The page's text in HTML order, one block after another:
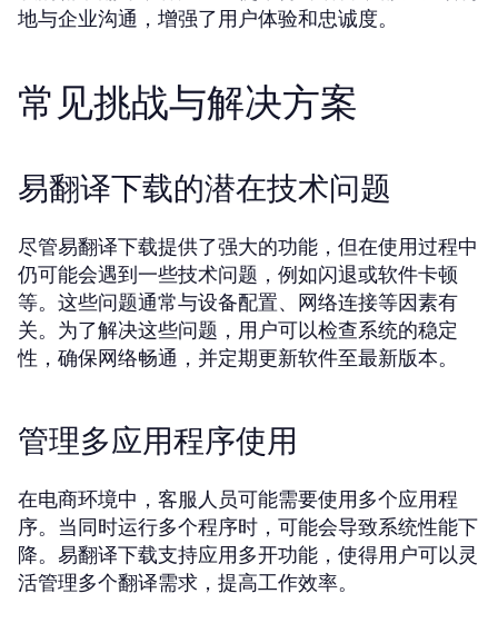
地与企业沟通，增强了用户体验和忠诚度。
常见挑战与解决方案
易翻译下载的潜在技术问题
尽管易翻译下载提供了强大的功能，但在使用过程中
仍可能会遇到一些技术问题，例如闪退或软件卡顿
等。这些问题通常与设备配置、网络连接等因素有
关。为了解决这些问题，用户可以检查系统的稳定
性，确保网络畅通，并定期更新软件至最新版本。
管理多应用程序使用
在电商环境中，客服人员可能需要使用多个应用程
序。当同时运行多个程序时，可能会导致系统性能下
降。易翻译下载支持应用多开功能，使得用户可以灵
活管理多个翻译需求，提高工作效率。